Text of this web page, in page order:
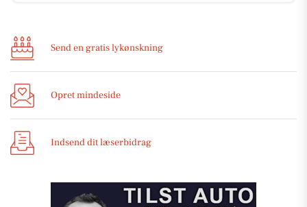
Send en gratis lykønskning
Opret mindeside
Indsend dit læserbidrag